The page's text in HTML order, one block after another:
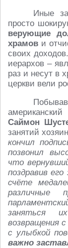
Иные
просто
верующие
храмов и
своих
иерархов –
раз и несут в
церкви вели
Саймон
занятий
кончил
позвонил
что
поздравив
счёте
различные
заняться
возвращения
с улыбкой
важно